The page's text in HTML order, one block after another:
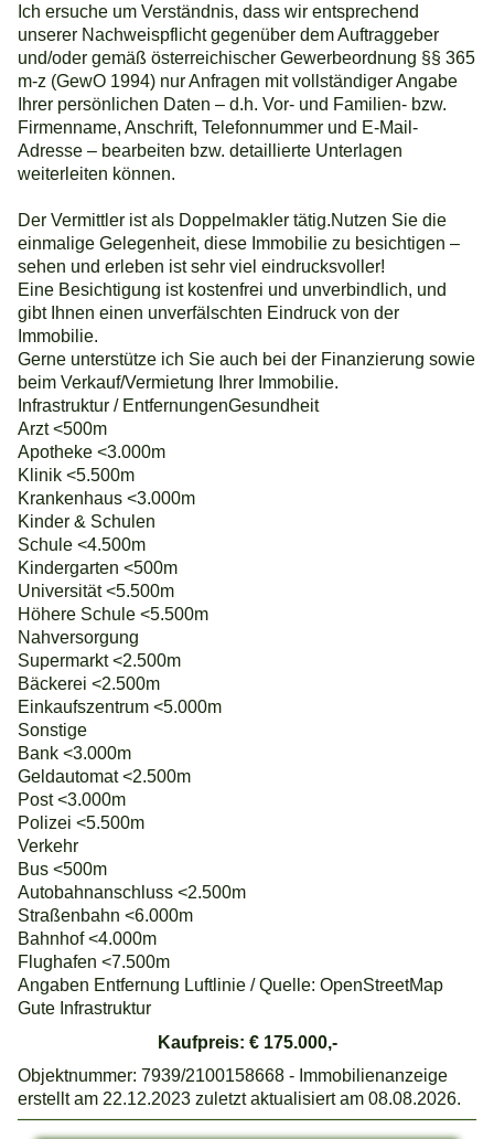
Ich ersuche um Verständnis, dass wir entsprechend
unserer Nachweispflicht gegenüber dem Auftraggeber
und/oder gemäß österreichischer Gewerbeordnung §§ 365
m-z (GewO 1994) nur Anfragen mit vollständiger Angabe
Ihrer persönlichen Daten – d.h. Vor- und Familien- bzw.
Firmenname, Anschrift, Telefonnummer und E-Mail-
Adresse – bearbeiten bzw. detaillierte Unterlagen
weiterleiten können.
Der Vermittler ist als Doppelmakler tätig.Nutzen Sie die
einmalige Gelegenheit, diese Immobilie zu besichtigen –
sehen und erleben ist sehr viel eindrucksvoller!
Eine Besichtigung ist kostenfrei und unverbindlich, und
gibt Ihnen einen unverfälschten Eindruck von der
Immobilie.
Gerne unterstütze ich Sie auch bei der Finanzierung sowie
beim Verkauf/Vermietung Ihrer Immobilie.
Infrastruktur / EntfernungenGesundheit
Arzt <500m
Apotheke <3.000m
Klinik <5.500m
Krankenhaus <3.000m
Kinder & Schulen
Schule <4.500m
Kindergarten <500m
Universität <5.500m
Höhere Schule <5.500m
Nahversorgung
Supermarkt <2.500m
Bäckerei <2.500m
Einkaufszentrum <5.000m
Sonstige
Bank <3.000m
Geldautomat <2.500m
Post <3.000m
Polizei <5.500m
Verkehr
Bus <500m
Autobahnanschluss <2.500m
Straßenbahn <6.000m
Bahnhof <4.000m
Flughafen <7.500m
Angaben Entfernung Luftlinie / Quelle: OpenStreetMap
Gute Infrastruktur
Kaufpreis: € 175.000,-
Objektnummer: 7939/2100158668 - Immobilienanzeige
erstellt am 22.12.2023 zuletzt aktualisiert am 08.08.2026.